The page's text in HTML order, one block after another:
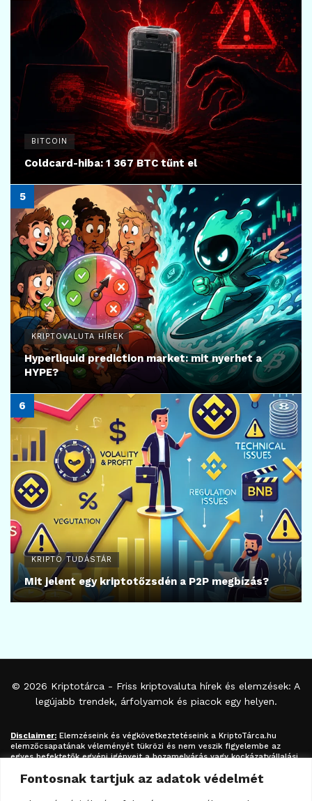
Fontosnak tartjuk az adatok védelmét
BITCOIN
Coldcard-hiba: 1 367 BTC tűnt el
KRIPTOVALUTA HÍREK
Hyperliquid prediction market: mit nyerhet a
HYPE?
KRIPTO TUDÁSTÁR
Mit jelent egy kriptotőzsdén a P2P megbízás?
© 2026 Kriptotárca - Friss kriptovaluta hírek és elemzések: A
legújabb trendek, árfolyamok és piacok egy helyen.
Disclaimer: Elemzéseink és végkövetkeztetéseink a KriptoTárca.hu
elemzőcsapatának véleményét tükrözi és nem veszik figyelembe az
egyes befektetők egyéni igényeit a hozamelvárás vagy kockázatvállalási
befektetési tanácsadásnak, befektetési ajánlásnak, értékpapír /
kriptovaluta / token / ICO / cloud mining stb. jegyzésére / vételére /
eladására vonatkozó felhívásnak azok kizárólag tájékoztatásul